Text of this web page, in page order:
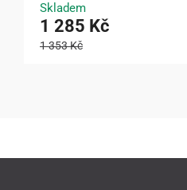
Skladem
1 285 Kč
1 353 Kč